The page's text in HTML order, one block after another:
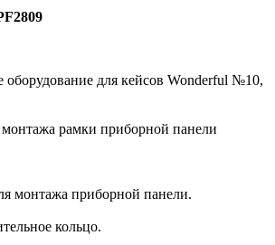
оборудование для кейсов Wonderful №10,
рамки приборной панели
монтажа приборной панели.
кольцо.